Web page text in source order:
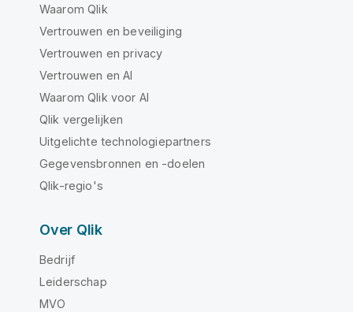
Waarom Qlik
Vertrouwen en beveiliging
Vertrouwen en privacy
Vertrouwen en AI
Waarom Qlik voor AI
Qlik vergelijken
Uitgelichte technologiepartners
Gegevensbronnen en -doelen
Qlik-regio's
Over Qlik
Bedrijf
Leiderschap
MVO